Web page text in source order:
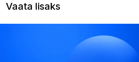
Vaata lisaks